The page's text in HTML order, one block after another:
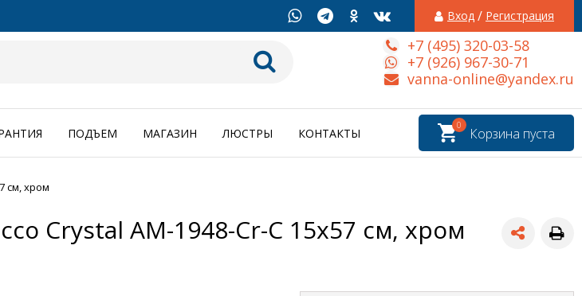
Вход / Регистрация
+7 (495) 320-03-58
+7 (926) 967-30-71
vanna-online@yandex.ru
Корзина пуста
0
ПОДЪЕМ МАГАЗИН ЛЮСТРЫ КОНТАКТЫ
см, хром
Crystal AM-1948-Cr-C 15х57 см, хром